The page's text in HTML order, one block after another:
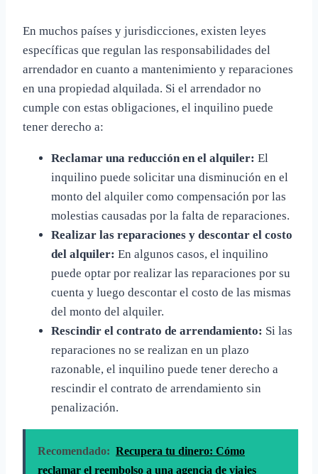
En muchos países y jurisdicciones, existen leyes
específicas que regulan las responsabilidades del
arrendador en cuanto a mantenimiento y reparaciones
en una propiedad alquilada. Si el arrendador no
cumple con estas obligaciones, el inquilino puede
tener derecho a:
Reclamar una reducción en el alquiler: El
inquilino puede solicitar una disminución en el
monto del alquiler como compensación por las
molestias causadas por la falta de reparaciones.
Realizar las reparaciones y descontar el costo
del alquiler: En algunos casos, el inquilino
puede optar por realizar las reparaciones por su
cuenta y luego descontar el costo de las mismas
del monto del alquiler.
Rescindir el contrato de arrendamiento: Si las
reparaciones no se realizan en un plazo
razonable, el inquilino puede tener derecho a
rescindir el contrato de arrendamiento sin
penalización.
Recomendado: Recupera tu dinero: Cómo
reclamar el reembolso a una agencia de viajes